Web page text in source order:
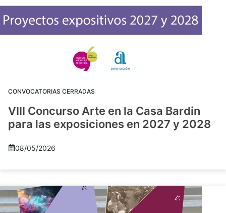
CONVOCATORIAS CERRADAS
VIII Concurso Arte en la Casa Bardin
para las exposiciones en 2027 y 2028
08/05/2026